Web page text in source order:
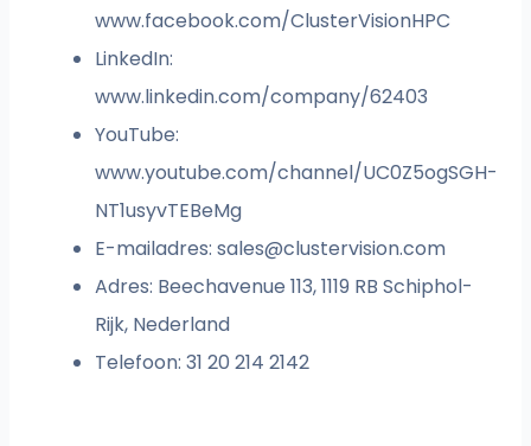
www.facebook.com/ClusterVisionHPC
LinkedIn:
www.linkedin.com/company/62403
YouTube:
www.youtube.com/channel/UC0Z5ogSGH-
NT1usyvTEBeMg
E-mailadres:sales@clustervision.com
Adres: Beechavenue 113, 1119 RB Schiphol-
Rijk, Nederland
Telefoon: 31 20 214 2142